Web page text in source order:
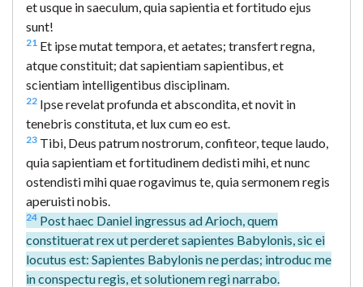
et usque in saeculum, quia sapientia et fortitudo ejus
sunt!
21 Et ipse mutat tempora, et aetates; transfert regna,
atque constituit; dat sapientiam sapientibus, et
scientiam intelligentibus disciplinam.
22 Ipse revelat profunda et abscondita, et novit in
tenebris constituta, et lux cum eo est.
23 Tibi, Deus patrum nostrorum, confiteor, teque laudo,
quia sapientiam et fortitudinem dedisti mihi, et nunc
ostendisti mihi quae rogavimus te, quia sermonem regis
aperuisti nobis.
24 Post haec Daniel ingressus ad Arioch, quem
constituerat rex ut perderet sapientes Babylonis, sic ei
locutus est: Sapientes Babylonis ne perdas; introduc me
in conspectu regis, et solutionem regi narrabo.